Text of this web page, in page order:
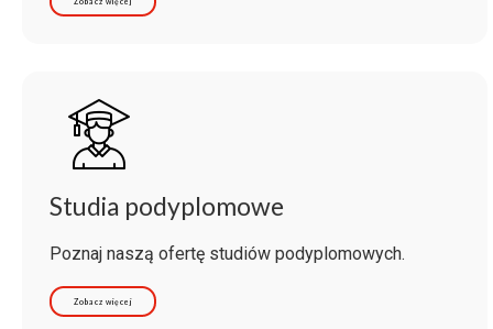
Studia podyplomowe
Poznaj naszą ofertę studiów podyplomowych.
Zobacz więcej